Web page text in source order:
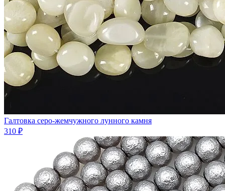
Галтовка серо-жемчужного лунного камня
310 ₽